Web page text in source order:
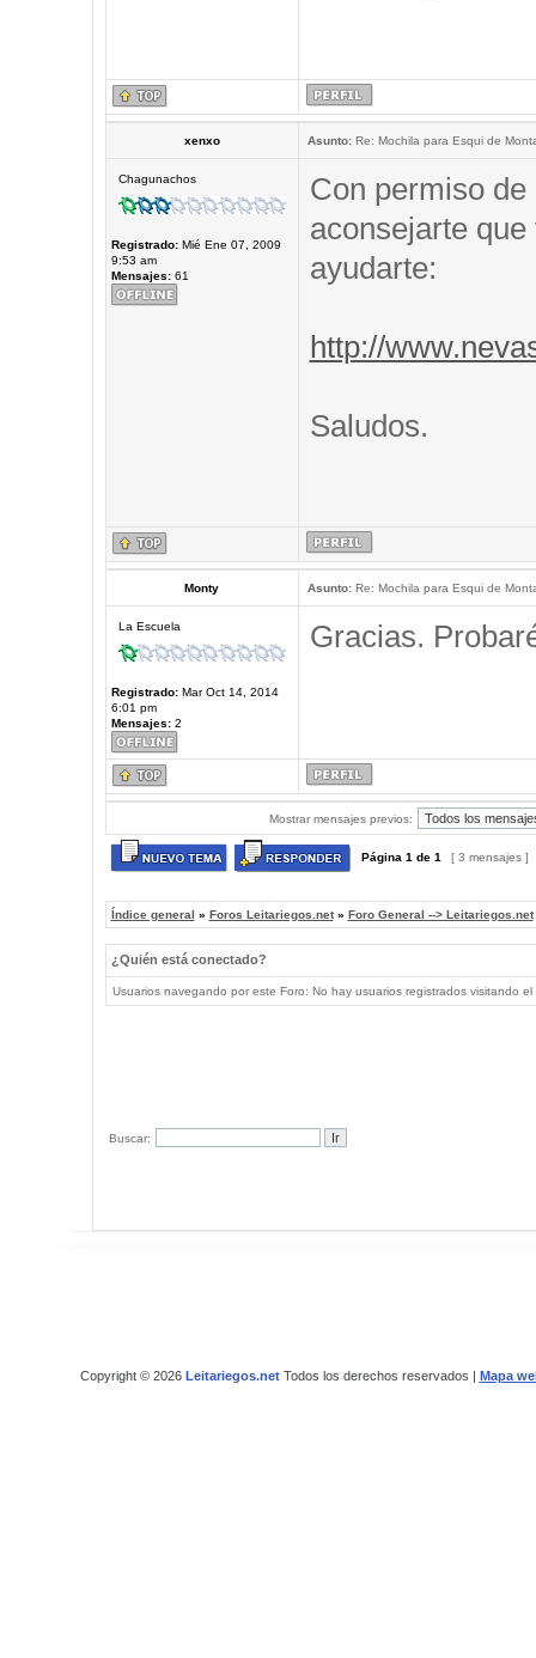
xenxo Asunto:Re: Mochila para Esqui de
Chagunachos
Registrado:Mié Ene 07, 2009
9:53 am
Mensajes:61
Con permiso
aconsejarte
ayudarte:
http://
Saludos.
Monty Asunto:Re: Mochila para Esqui de
La Escuela
Registrado:Mar Oct 14, 2014
6:01 pm
Mensajes:2
Gracias.
Mostrar mensajes previos:
Página 1 de 1 [ 3 mensajes ]
Índice general » Foros Leitariegos.net» Foro General --> Leitariegos.net
¿Quién está conectado?
Usuarios navegando por este Foro: No hay usuarios registrados visitando
Buscar:
Copyright © 2026 Leitariegos.netTodos los derechos reservados | Mapa